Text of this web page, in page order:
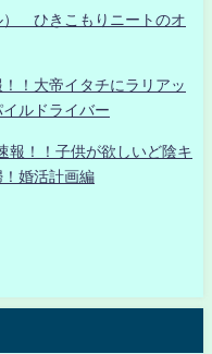
） ひきこもりニートのオ
！大帝イタチにラリアッ
ルドライバー
報！！子供が欲しいど陰キ
婚活計画編